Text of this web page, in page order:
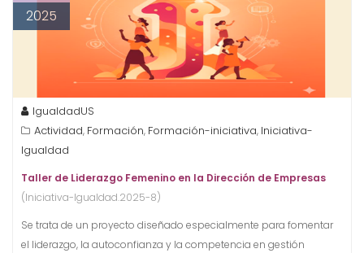
2025
IgualdadUS
Actividad, Formación, Formación-iniciativa, Iniciativa-
Igualdad
Taller de Liderazgo Femenino en la Dirección de Empresas
(Iniciativa-Igualdad.2025-8)
Se trata de un proyecto diseñado especialmente para fomentar
el liderazgo, la autoconfianza y la competencia en gestión